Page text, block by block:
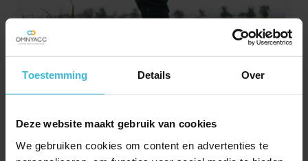
Toestemming Details Over
Deze website maakt gebruik van cookies
We gebruiken cookies om content en advertenties te
Agro: Schatting hoogte
basis- en ecopremie 2025